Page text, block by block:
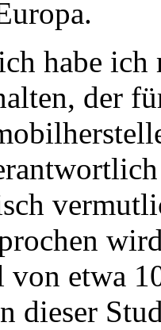
habe ich
der
etwa
dieser